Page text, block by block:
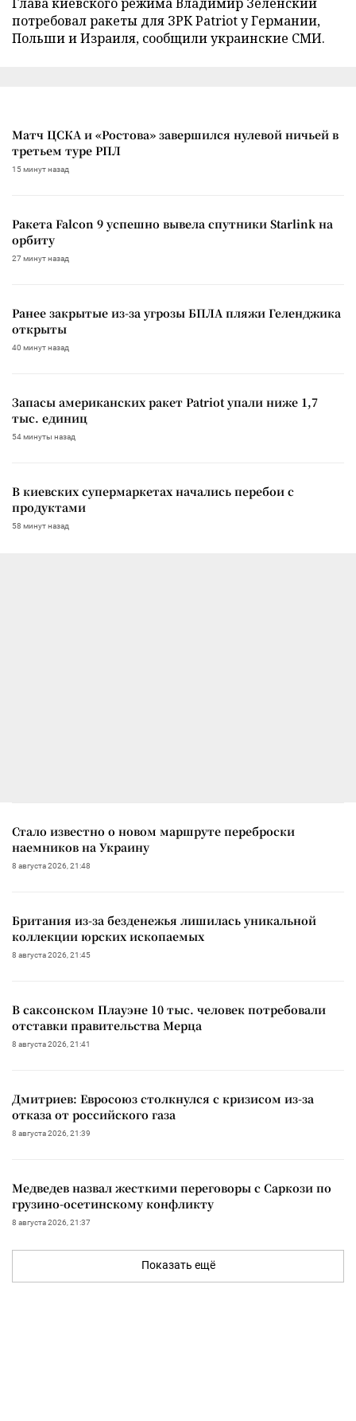
потребовал ракеты для ЗРК Patriot у Германии,
Польши и Израиля, сообщили украинские СМИ.
Матч ЦСКА и «Ростова» завершился нулевой ничьей в
третьем туре РПЛ
15 минут назад
Ракета Falcon 9 успешно вывела спутники Starlink на
орбиту
27 минут назад
Ранее закрытые из-за угрозы БПЛА пляжи Геленджика
открыты
40 минут назад
Запасы американских ракет Patriot упали ниже 1,7
тыс. единиц
54 минуты назад
В киевских супермаркетах начались перебои с
продуктами
58 минут назад
Стало известно о новом маршруте переброски
наемников на Украину
8 августа 2026, 21:48
Британия из-за безденежья лишилась уникальной
коллекции юрских ископаемых
8 августа 2026, 21:45
В саксонском Плауэне 10 тыс. человек потребовали
отставки правительства Мерца
8 августа 2026, 21:41
Дмитриев: Евросоюз столкнулся с кризисом из-за
отказа от российского газа
8 августа 2026, 21:39
Медведев назвал жесткими переговоры с Саркози по
грузино-осетинскому конфликту
8 августа 2026, 21:37
Показать ещё